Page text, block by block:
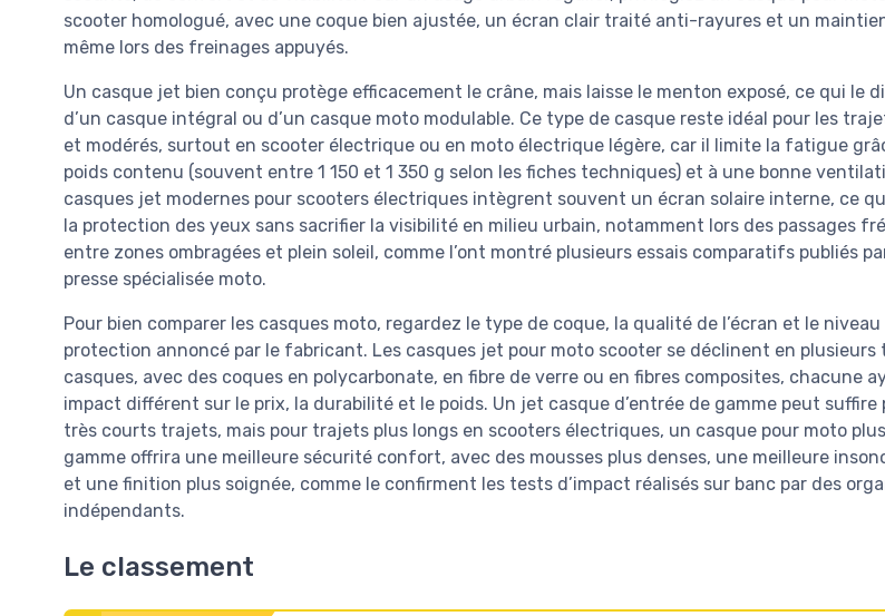
scooter homologué, avec une coque bien ajustée, un écran clair traité anti-rayures et un
même lors des freinages appuyés.
Un casque jet bien conçu protège efficacement le crâne, mais laisse le menton exposé, ce qui le
d’un casque intégral ou d’un casque moto modulable. Ce type de casque reste idéal pour les
et modérés, surtout en scooter électrique ou en moto électrique légère, car il limite la fatigue
poids contenu (souvent entre 1 150 et 1 350 g selon les fiches techniques) et à une bonne
casques jet modernes pour scooters électriques intègrent souvent un écran solaire interne, ce
la protection des yeux sans sacrifier la visibilité en milieu urbain, notamment lors des passages
entre zones ombragées et plein soleil, comme l’ont montré plusieurs essais comparatifs publiés
presse spécialisée moto.
Pour bien comparer les casques moto, regardez le type de coque, la qualité de l’écran et le niveau
protection annoncé par le fabricant. Les casques jet pour moto scooter se déclinent en plusieurs
casques, avec des coques en polycarbonate, en fibre de verre ou en fibres composites, chacune
impact différent sur le prix, la durabilité et le poids. Un jet casque d’entrée de gamme peut suffire
très courts trajets, mais pour trajets plus longs en scooters électriques, un casque pour moto
gamme offrira une meilleure sécurité confort, avec des mousses plus denses, une meilleure
et une finition plus soignée, comme le confirment les tests d’impact réalisés sur banc par des
indépendants.
Le classement